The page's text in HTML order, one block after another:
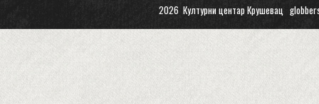
2026 Културни центар Крушевац